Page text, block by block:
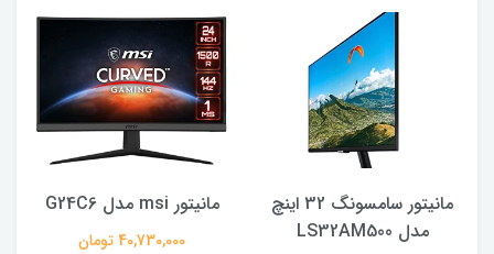
مانیتور سامسونگ 32 اینچ
مدل LS32AM500
مانیتور msi مدل G24C6
40,730,000 تومان